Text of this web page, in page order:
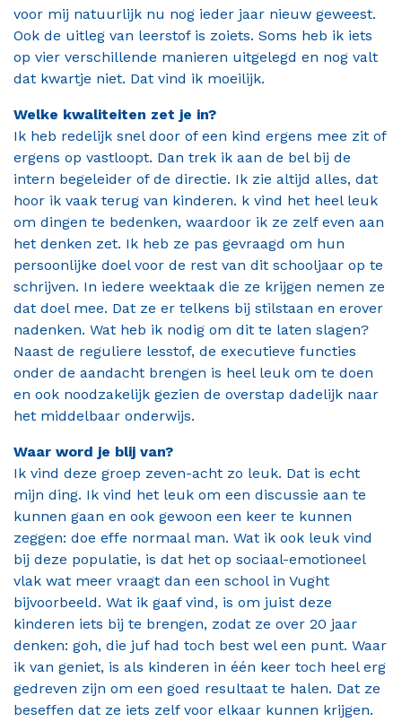
voor mij natuurlijk nu nog ieder jaar nieuw geweest.
Ook de uitleg van leerstof is zoiets. Soms heb ik iets
op vier verschillende manieren uitgelegd en nog valt
dat kwartje niet. Dat vind ik moeilijk.
Welke kwaliteiten zet je in?
Ik heb redelijk snel door of een kind ergens mee zit of
ergens op vastloopt. Dan trek ik aan de bel bij de
intern begeleider of de directie. Ik zie altijd alles, dat
hoor ik vaak terug van kinderen. k vind het heel leuk
om dingen te bedenken, waardoor ik ze zelf even aan
het denken zet. Ik heb ze pas gevraagd om hun
persoonlijke doel voor de rest van dit schooljaar op te
schrijven. In iedere weektaak die ze krijgen nemen ze
dat doel mee. Dat ze er telkens bij stilstaan en erover
nadenken. Wat heb ik nodig om dit te laten slagen?
Naast de reguliere lesstof, de executieve functies
onder de aandacht brengen is heel leuk om te doen
en ook noodzakelijk gezien de overstap dadelijk naar
het middelbaar onderwijs.
Waar word je blij van?
Ik vind deze groep zeven-acht zo leuk. Dat is echt
mijn ding. Ik vind het leuk om een discussie aan te
kunnen gaan en ook gewoon een keer te kunnen
zeggen: doe effe normaal man. Wat ik ook leuk vind
bij deze populatie, is dat het op sociaal-emotioneel
vlak wat meer vraagt dan een school in Vught
bijvoorbeeld. Wat ik gaaf vind, is om juist deze
kinderen iets bij te brengen, zodat ze over 20 jaar
denken: goh, die juf had toch best wel een punt. Waar
ik van geniet, is als kinderen in één keer toch heel erg
gedreven zijn om een goed resultaat te halen. Dat ze
beseffen dat ze iets zelf voor elkaar kunnen krijgen.